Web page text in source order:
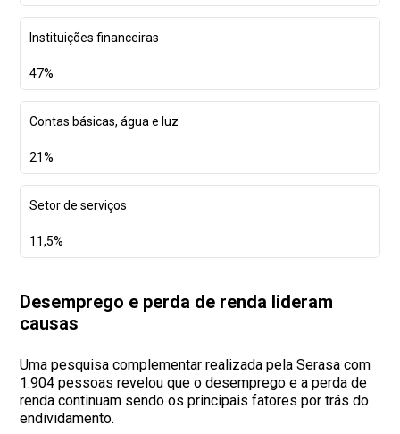
Instituições financeiras
47%
Contas básicas, água e luz
21%
Setor de serviços
11,5%
Desemprego e perda de renda lideram
causas
Uma pesquisa complementar realizada pela Serasa com
1.904 pessoas revelou que o desemprego e a perda de
renda continuam sendo os principais fatores por trás do
endividamento.